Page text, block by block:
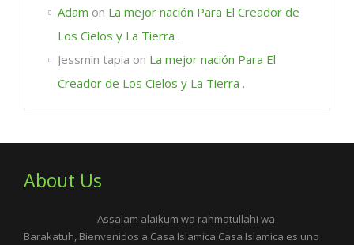
Adam on La mejor nación Para El Creador de
Los Cielos y La Tierra .
Jessmin tapia on La mejor nación Para El
Creador de Los Cielos y La Tierra .
About Us
Assalam alaikum wa rahmatullahi wa
Barakatuh, Bienvenidos a Casa Islamica Casa Islamica es uno